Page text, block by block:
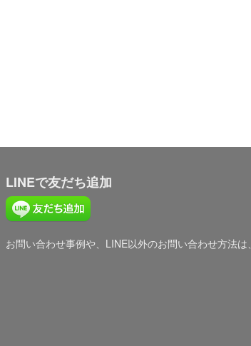
LINEで友だち追加
お問い合わせ事例や、LINE以外のお問い合わせ方法は、